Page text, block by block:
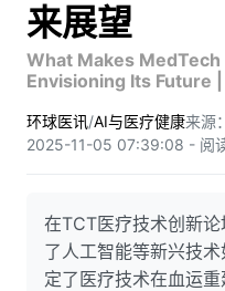
来展望
What Makes
Envisioning Its Future
环球医讯/AI与医疗健康来源
2025-11-05 07:39:08 - 阅
在TCT医疗技术创新
了人工智能等新兴技
定了医疗技术在血运